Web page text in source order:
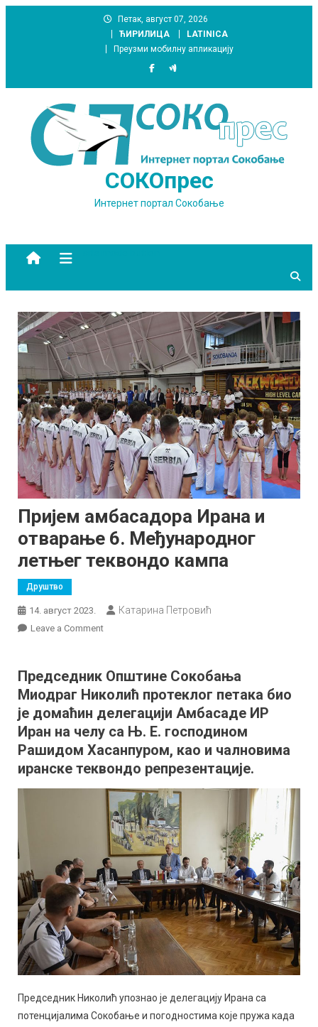
Петак, август 07, 2026
ЋИРИЛИЦА
LATINICA
Преузми мобилну апликацију
СОКОпрес
Интернет портал Сокобање
Пријем амбасадора Ирана и
отварање 6. Међународног
летњег теквондо кампа
Друштво
14. август 2023. Катарина Петровић
Leave a Commenton
Ирана
и
отварање
летњег
теквондо
кампа
Председник Општине Сокобања
Миодраг Николић протеклог петака био
је домаћин делегацији Амбасаде ИР
Иран на челу са Њ. Е. господином
Рашидом Хасанпуром, као и чалновима
иранске теквондо репрезентације.
Председник Николић упознао је делегацију Ирана са
потенцијалима Сокобање и погодностима које пружа када